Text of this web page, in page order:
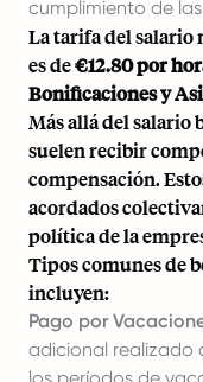
cumplimiento de
La tarifa del salario
es de€12.80 por
Bonificaciones y
Más allá del salario
suelen recibir
compensación.
acordados
política de la
Tipos comunes de
incluyen:
Pago por
adicional realizado